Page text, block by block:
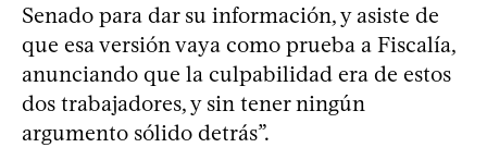
Senado para dar su información, y asiste de
que esa versión vaya como prueba a Fiscalía,
anunciando que la culpabilidad era de estos
dos trabajadores, y sin tener ningún
argumento sólido detrás”.